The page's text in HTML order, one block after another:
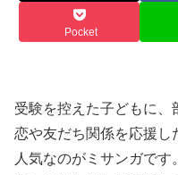
Pocket
受験を控えた子どもに、
恋や友だち関係を応援
人気なのがミサンガです。